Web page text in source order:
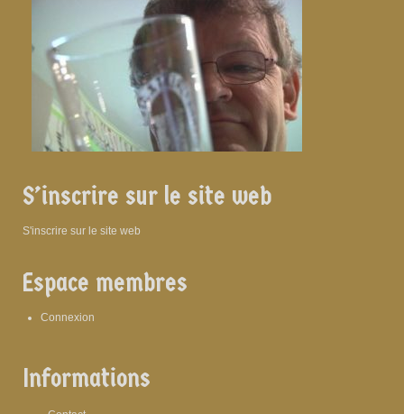
S’inscrire sur le site web
S'inscrire sur le site web
Espace membres
Connexion
Informations